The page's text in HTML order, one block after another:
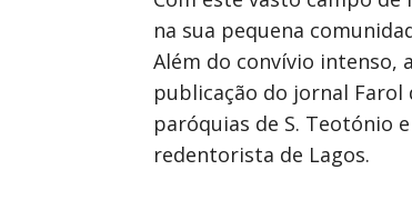
na sua pequena
Além do convívio intenso,
publicação do jornal Farol
paróquias de S. Teotónio
redentorista de Lagos.